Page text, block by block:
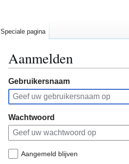
Aanmelden
Naar
navigatie
springen
Naar
zoeken
springen
Gebruikersnaam
Wachtwoord
Aangemeld blijven
Speciale pagina